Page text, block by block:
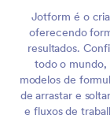
Jotform é o
oferecendo
resultados.
todo o mundo,
modelos de
de arrastar e
e fluxos de